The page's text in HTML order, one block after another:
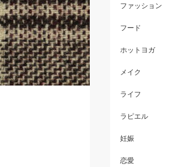
ファッション
フード
ホットヨガ
メイク
ライフ
ラピエル
妊娠
恋愛